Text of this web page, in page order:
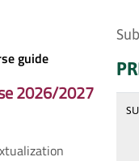
guide
2026/2027